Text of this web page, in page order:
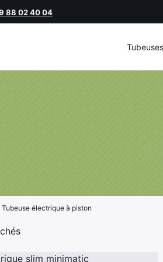
Tubeuse électrique à piston
T
i
88 02 40 04
Tubeuses